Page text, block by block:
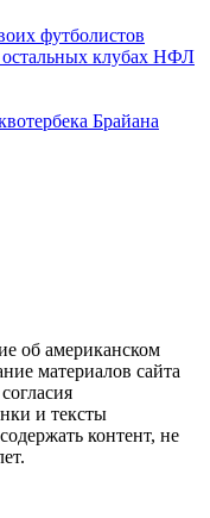
футболистов
остальных клубах НФЛ
Брайана
об американском
материалов cайта
и тексты
контент, не